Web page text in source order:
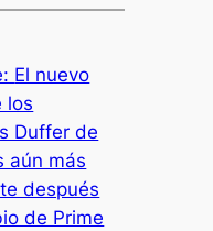
El nuevo
los
Duffer de
aún más
después
de Prime